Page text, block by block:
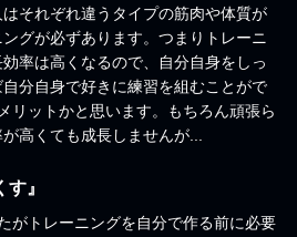
それぞれ違うタイプの筋肉や体質が
グが必ずあります。つまりトレーニ
率は高くなるので、自分自身をしっ
分自身で好きに練習を組むことがで
リットかと思います。もちろん頑張ら
高くても成長しませんが...
』
がトレーニングを自分で作る前に必要